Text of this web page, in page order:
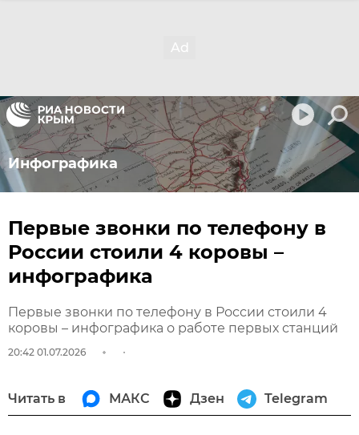
Инфографика
Первые звонки по телефону в
России стоили 4 коровы –
инфографика
Первые звонки по телефону в России стоили 4
коровы – инфографика о работе первых станций
20:42 01.07.2026
Читать в МАКС Дзен Telegram